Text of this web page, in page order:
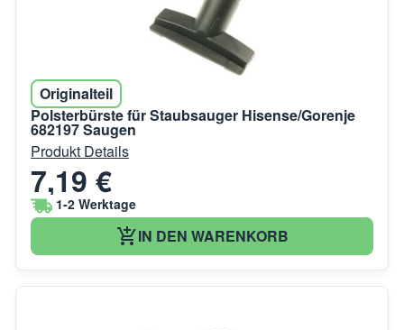
Originalteil
Polsterbürste für Staubsauger Hisense/Gorenje
682197 Saugen
Produkt Details
7,19 €
1-2 Werktage
IN DEN WARENKORB